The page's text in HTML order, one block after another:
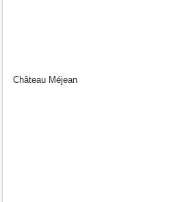
Château Méjean